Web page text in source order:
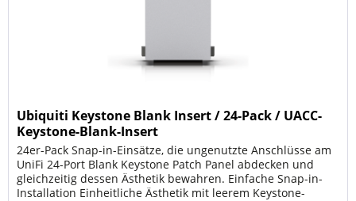
Ubiquiti Keystone Blank Insert / 24-Pack / UACC-
Keystone-Blank-Insert
24er-Pack Snap-in-Einsätze, die ungenutzte Anschlüsse am
UniFi 24-Port Blank Keystone Patch Panel abdecken und
gleichzeitig dessen Ästhetik bewahren. Einfache Snap-in-
Installation Einheitliche Ästhetik mit leerem Keystone-